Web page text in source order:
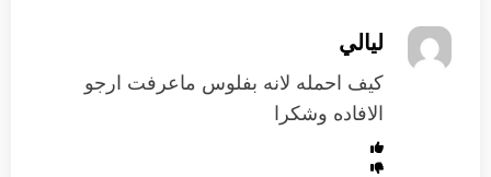
ليالي
كيف احمله لانه بفلوس ماعرفت ارجو
الافاده وشكرا